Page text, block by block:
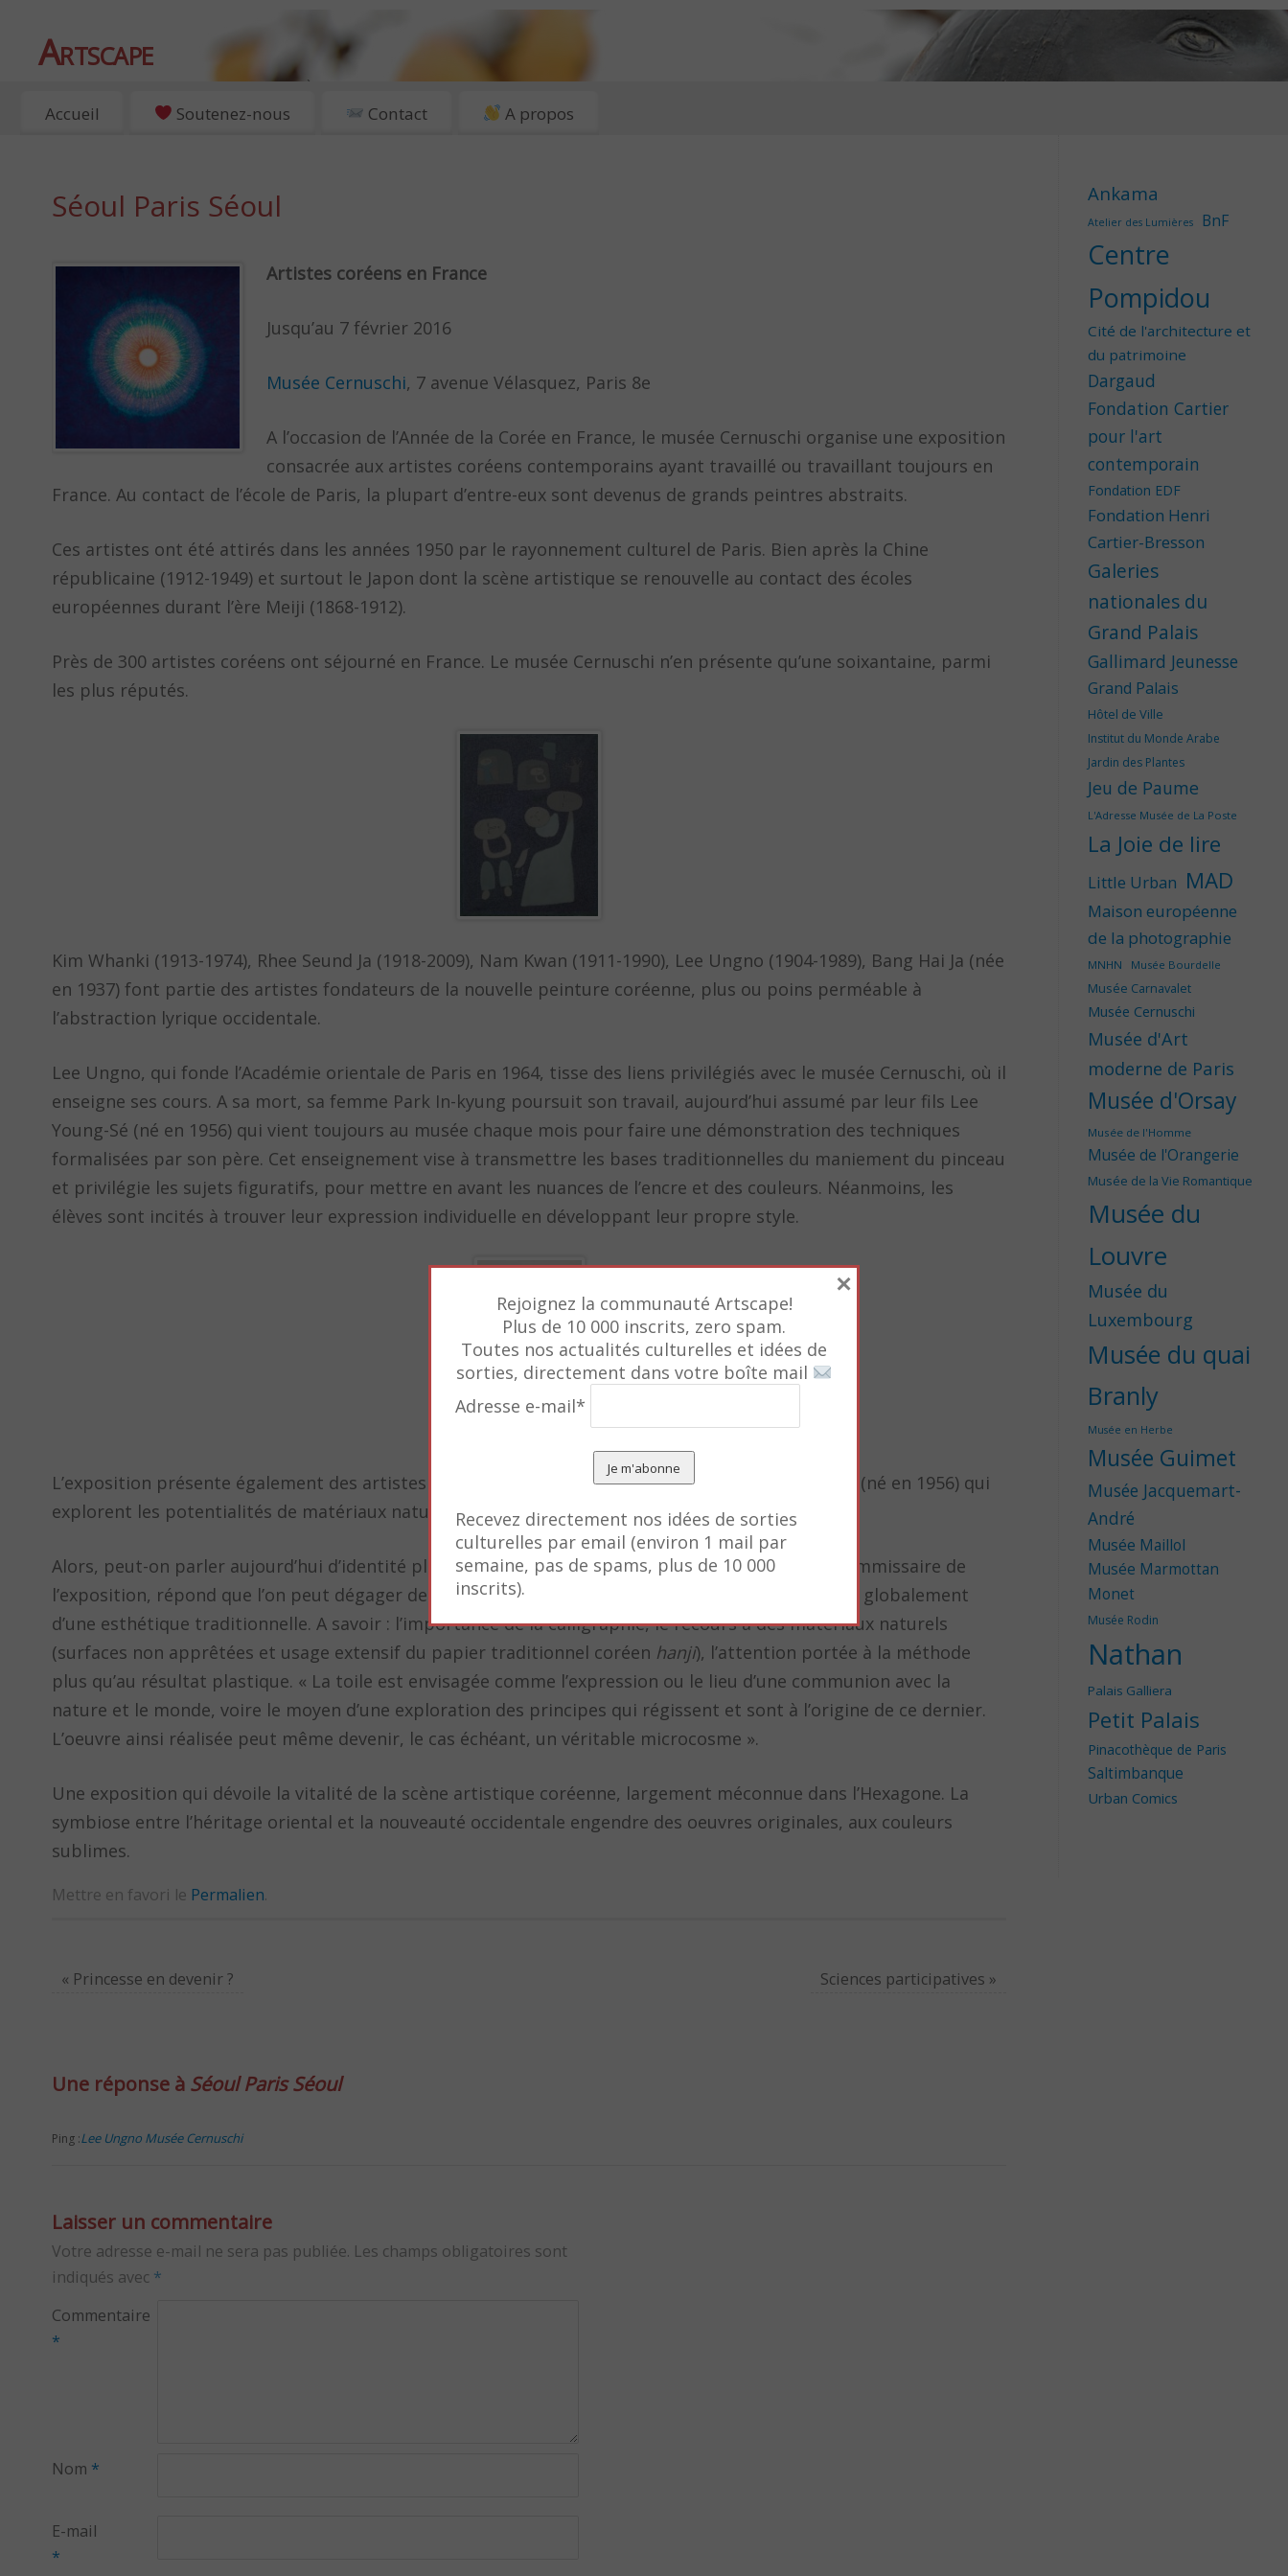
Artscape
EXPOSITIONS, ART ET CULTURE À PARIS
Accueil Soutenez-nous Contact A propos
Séoul Paris Séoul
Artistes coréens en France
Jusqu’au 7 février 2016
Musée Cernuschi, 7 avenue Vélasquez, Paris 8e
A l’occasion de l’Année de la Corée en France, le musée Cernuschi organise une exposition
consacrée aux artistes coréens contemporains ayant travaillé ou travaillant toujours en
France. Au contact de l’école de Paris, la plupart d’entre-eux sont devenus de grands peintres abstraits.
Ces artistes ont été attirés dans les années 1950 par le rayonnement culturel de Paris. Bien après la Chine
républicaine (1912-1949) et surtout le Japon dont la scène artistique se renouvelle au contact des écoles
européennes durant l’ère Meiji (1868-1912).
Près de 300 artistes coréens ont séjourné en France. Le musée Cernuschi n’en présente qu’une soixantaine, parmi
les plus réputés.
Kim Whanki (1913-1974), Rhee Seund Ja (1918-2009), Nam Kwan (1911-1990), Lee Ungno (1904-1989), Bang Hai Ja (née
en 1937) font partie des artistes fondateurs de la nouvelle peinture coréenne, plus ou poins perméable à
l’abstraction lyrique occidentale.
Lee Ungno, qui fonde l’Académie orientale de Paris en 1964, tisse des liens privilégiés avec le musée Cernuschi, où il
enseigne ses cours. A sa mort, sa femme Park In-kyung poursuit son travail, aujourd’hui assumé par leur fils Lee
Young-Sé (né en 1956) qui vient toujours au musée chaque mois pour faire une démonstration des techniques
formalisées par son père. Cet enseignement vise à transmettre les bases traditionnelles du maniement du pinceau
et privilégie les sujets figuratifs, pour mettre en avant les nuances de l’encre et des couleurs. Néanmoins, les
élèves sont incités à trouver leur expression individuelle en développant leur propre style.
L’exposition présente également des artistes plus jeunes tels Lee Jin Woo (né en 1959) et Lee Bae (né en 1956) qui
explorent les potentialités de matériaux naturels.
Alors, peut-on parler aujourd’hui d’identité plastique coréenne ? A cette question, Mael Bellec, commissaire de
l’exposition, répond que l’on peut dégager des sensibilités communes et que les oeuvres relèvent globalement
d’une esthétique traditionnelle. A savoir : l’importance de la calligraphie, le recours à des matériaux naturels
(surfaces non apprêtées et usage extensif du papier traditionnel coréen hanji), l’attention portée à la méthode
plus qu’au résultat plastique. « La toile est envisagée comme l’expression ou le lieu d’une communion avec la
nature et le monde, voire le moyen d’une exploration des principes qui régissent et sont à l’origine de ce dernier.
L’oeuvre ainsi réalisée peut même devenir, le cas échéant, un véritable microcosme ».
Une exposition qui dévoile la vitalité de la scène artistique coréenne, largement méconnue dans l’Hexagone. La
symbiose entre l’héritage oriental et la nouveauté occidentale engendre des oeuvres originales, aux couleurs
sublimes.
Mettre en favori le Permalien.
« Princesse en devenir ? Sciences participatives »
Une réponse à Séoul Paris Séoul
Ping :Lee Ungno Musée Cernuschi
Laisser un commentaire
Votre adresse e-mail ne sera pas publiée. Les champs obligatoires sont
indiqués avec *
Commentaire
*
Nom *
E-mail
*
Ankama
Atelier des Lumières BnF
Centre
Pompidou
Cité de l'architecture et
du patrimoine
Dargaud
Fondation Cartier
pour l'art
contemporain
Fondation EDF
Fondation Henri
Cartier-Bresson
Galeries
nationales du
Grand Palais
Gallimard Jeunesse
Grand Palais
Hôtel de Ville
Institut du Monde Arabe
Jardin des Plantes
Jeu de Paume
L'Adresse Musée de La Poste
La Joie de lire
Little Urban MAD
Maison européenne
de la photographie
MNHN Musée Bourdelle
Musée Carnavalet
Musée Cernuschi
Musée d'Art
moderne de Paris
Musée d'Orsay
Musée de l'Homme
Musée de l'Orangerie
Musée de la Vie Romantique
Musée du
Louvre
Musée du
Luxembourg
Musée du quai
Branly
Musée en Herbe
Musée Guimet
Musée Jacquemart-
André
Musée Maillol
Musée Marmottan
Monet
Musée Rodin
Nathan
Palais Galliera
Petit Palais
Pinacothèque de Paris
Saltimbanque
Urban Comics
Rejoignez la communauté Artscape!
Plus de 10 000 inscrits, zero spam.
Toutes nos actualités culturelles et idées de
sorties, directement dans votre boîte mail
Adresse e-mail*
Recevez directement nos idées de sorties
culturelles par email (environ 1 mail par
semaine, pas de spams, plus de 10 000
inscrits).
×